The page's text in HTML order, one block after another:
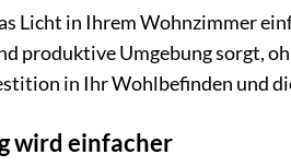
Licht in Ihrem Wohnzimmer
produktive Umgebung sorgt,
in Ihr Wohlbefinden und
wird einfacher